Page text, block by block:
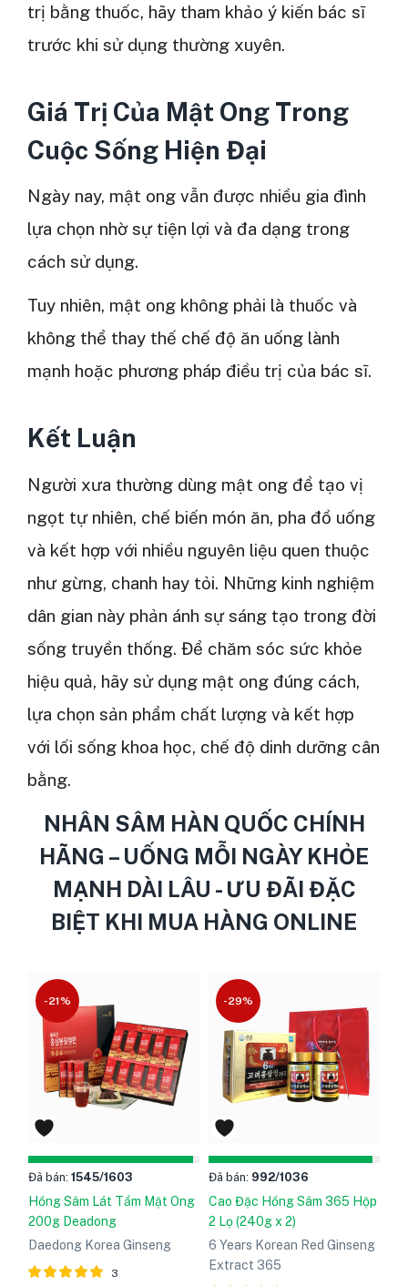
trị bằng thuốc, hãy tham khảo ý kiến bác sĩ
trước khi sử dụng thường xuyên.
Giá Trị Của Mật Ong Trong
Cuộc Sống Hiện Đại
Ngày nay, mật ong vẫn được nhiều gia đình
lựa chọn nhờ sự tiện lợi và đa dạng trong
cách sử dụng.
Tuy nhiên, mật ong không phải là thuốc và
không thể thay thế chế độ ăn uống lành
mạnh hoặc phương pháp điều trị của bác sĩ.
Kết Luận
Người xưa thường dùng mật ong để tạo vị
ngọt tự nhiên, chế biến món ăn, pha đồ uống
và kết hợp với nhiều nguyên liệu quen thuộc
như gừng, chanh hay tỏi. Những kinh nghiệm
dân gian này phản ánh sự sáng tạo trong đời
sống truyền thống. Để chăm sóc sức khỏe
hiệu quả, hãy sử dụng mật ong đúng cách,
lựa chọn sản phẩm chất lượng và kết hợp
với lối sống khoa học, chế độ dinh dưỡng cân
bằng.
NHÂN SÂM HÀN QUỐC CHÍNH
HÃNG – UỐNG MỖI NGÀY KHỎE
MẠNH DÀI LÂU - ƯU ĐÃI ĐẶC
BIỆT KHI MUA HÀNG ONLINE
-21%
Đã bán: 1545/1603
Hồng Sâm Lát Tẩm Mật Ong
200g Deadong
Daedong Korea Ginseng
3
-29%
Đã bán: 992/1036
Cao Đặc Hồng Sâm 365 Hộp
2 Lọ (240g x 2)
6 Years Korean Red Ginseng
Extract 365